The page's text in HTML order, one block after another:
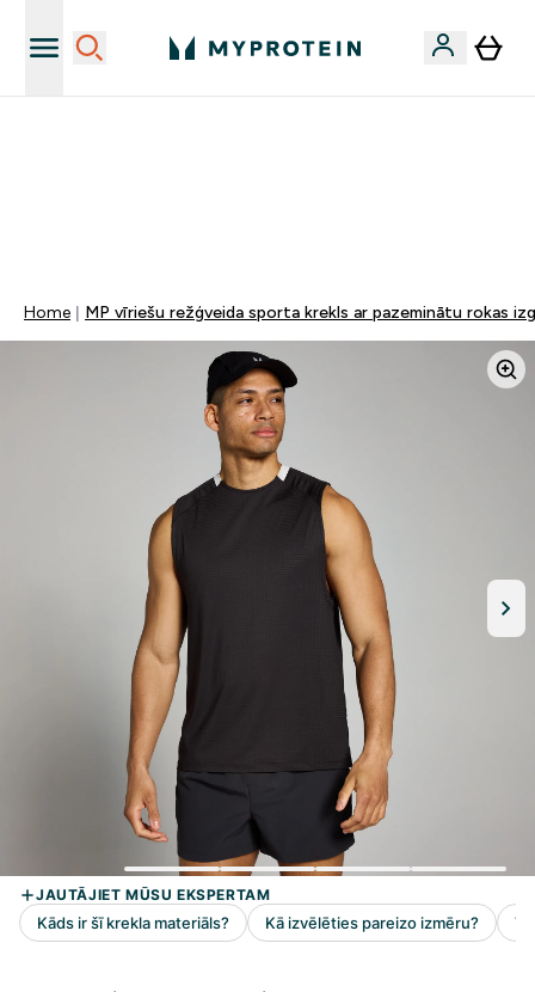
Home MP vīriešu režģveida sporta krekls ar pazeminātu rokas